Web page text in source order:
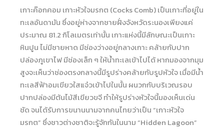
เกาะค๊อกคอม เกาะหัวใจมรกต (Cocks Comb) เป็นเกาะที่อยู่ใน
ทะเลอันดามัน ซึ่งอยู่ห่างจากชายฝั่งจังหวัดระนองเพียงแค่
ประมาณ 81.2 กิโลเมตรเท่านั้น เกาะแห่งนี้มีลักษณะเป็นเกาะ
หินปูน ไม่มีชายหาด มีช่องว่างอยู่กลางเกาะ คล้ายกับปาก
ปล่องภูเขาไฟ มีช่องเล็ก ๆ ให้น้ำทะเลเข้าไปได้ หากมองจากมุม
สูงจะเห็นว่าช่องตรงกลางนี้มีรูปร่างคล้ายกับรูปหัวใจ เมื่อมีน้ำ
ทะเลสีฟ้าอมเขียวใสแจ๋วเข้าไปในนั้น ผนวกกับบริเวณรอบ
ปากปล่องมีต้นไม้สีเขียวขจี ทำให้รูปร่างหัวใจนี้มองเห็นเด่น
ชัด จนได้รับการขนานนามจากคนไทยว่าเป็น “เกาะหัวใจ
มรกต” ซึ่งชาวต่างชาติจะรู้จักกันในนาม “Hidden Lagoon”